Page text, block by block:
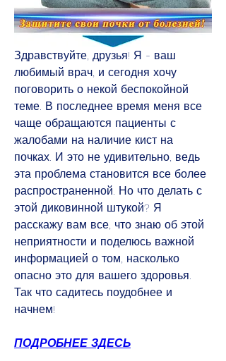
Здравствуйте, друзья! Я - ваш
любимый врач, и сегодня хочу
поговорить о некой беспокойной
теме. В последнее время меня все
чаще обращаются пациенты с
жалобами на наличие кист на
почках. И это не удивительно, ведь
эта проблема становится все более
распространенной. Но что делать с
этой диковинной штукой? Я
расскажу вам все, что знаю об этой
неприятности и поделюсь важной
информацией о том, насколько
опасно это для вашего здоровья.
Так что садитесь поудобнее и
начнем!
ПОДРОБНЕЕ ЗДЕСЬ